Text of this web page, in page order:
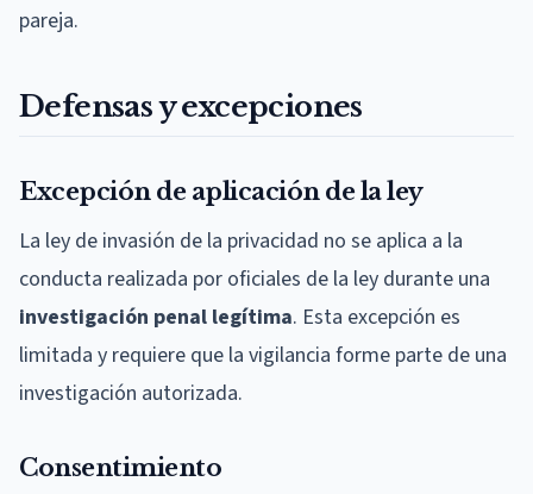
pareja.
Defensas y excepciones
Excepción de aplicación de la ley
La ley de invasión de la privacidad no se aplica a la
conducta realizada por oficiales de la ley durante una
investigación penal legítima. Esta excepción es
limitada y requiere que la vigilancia forme parte de una
investigación autorizada.
Consentimiento